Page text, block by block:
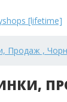
Продаж ,